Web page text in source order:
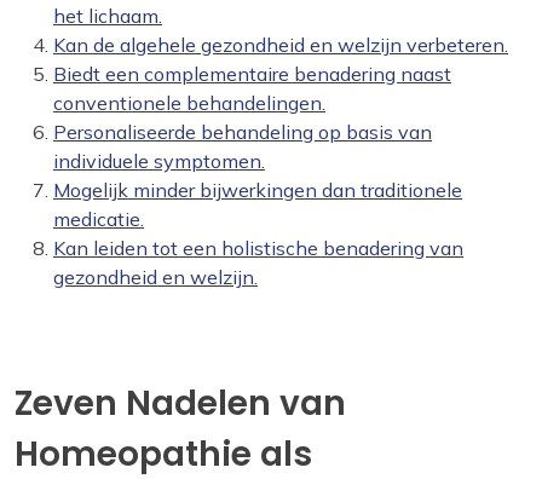
het lichaam.
Kan de algehele gezondheid en welzijn verbeteren.
Biedt een complementaire benadering naast
conventionele behandelingen.
Personaliseerde behandeling op basis van
individuele symptomen.
Mogelijk minder bijwerkingen dan traditionele
medicatie.
Kan leiden tot een holistische benadering van
gezondheid en welzijn.
Zeven Nadelen van
Homeopathie als